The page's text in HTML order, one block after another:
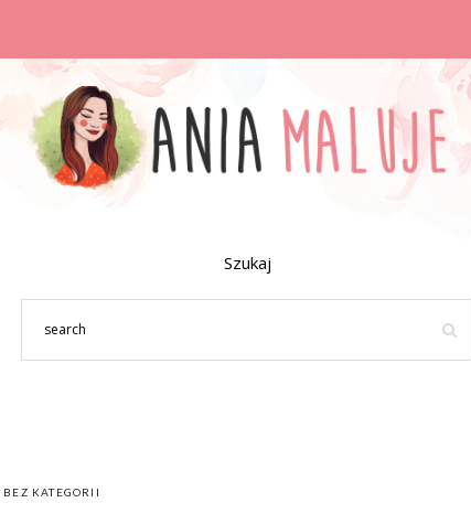
Szukaj
BEZ KATEGORII